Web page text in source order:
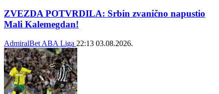
ZVEZDA POTVRDILA: Srbin zvanično napustio
Mali Kalemegdan!
AdmiralBet ABA Liga 22:13 03.08.2026.